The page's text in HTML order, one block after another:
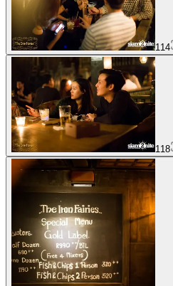
114
118